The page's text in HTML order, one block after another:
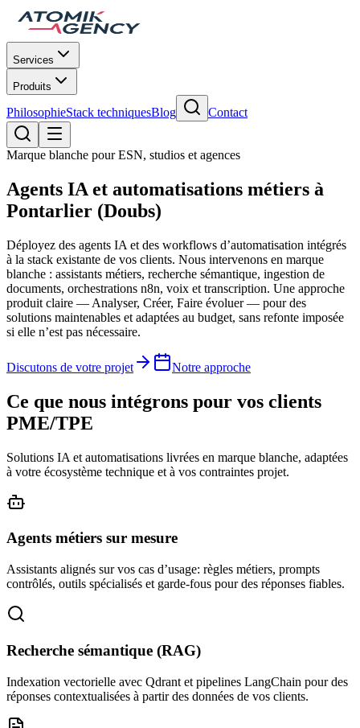
Services
Produits
PhilosophieStack techniquesBlog Contact
Marque blanche pour ESN, studios et agences
Agents IA et automatisations métiers à
Pontarlier (Doubs)
Déployez des agents IA et des workflows d’automatisation intégrés
à la stack existante de vos clients. Nous intervenons en marque
blanche : assistants métiers, recherche sémantique, ingestion de
documents, orchestrations n8n, voix et transcription. Une approche
produit claire — Analyser, Créer, Faire évoluer — pour des
solutions maintenables et adaptées au budget, sans refonte imposée
si elle n’est pas nécessaire.
Discutons de votre projet Notre approche
Ce que nous intégrons pour vos clients
PME/TPE
Solutions IA et automatisations livrées en marque blanche, adaptées
à votre écosystème technique et à vos contraintes projet.
Agents métiers sur mesure
Assistants alignés sur vos cas d’usage: règles métiers, prompts
contrôlés, outils spécialisés et garde‑fous pour des réponses fiables.
Recherche sémantique (RAG)
Indexation vectorielle avec Qdrant et pipelines LangChain pour des
réponses contextualisées à partir des données de vos clients.